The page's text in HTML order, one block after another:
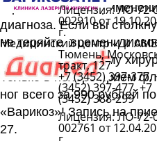
ограничения по
диагноза. Если вы
не теряйте времени и
прием к сосудистому
Только в ноябре прием
ног всего за 990 рублей
«Варикоз»! Запись на
27.
Лицензия: ЛО-72-
002910 от
г.
Медицинский центр
Тюмень,
тракт, 127
+7 (3452) 397-377,
(3452) 397-477, +7
(3452) 388-299
Лицензия: ЛО-72-
002761 от